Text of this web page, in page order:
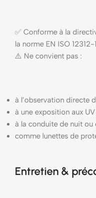
✅ Conforme à la
la norme EN ISO 12312-
⚠️ Ne convient pas :
à l’observation directe
à une exposition aux
à la conduite de nuit
comme lunettes de
Entretien &